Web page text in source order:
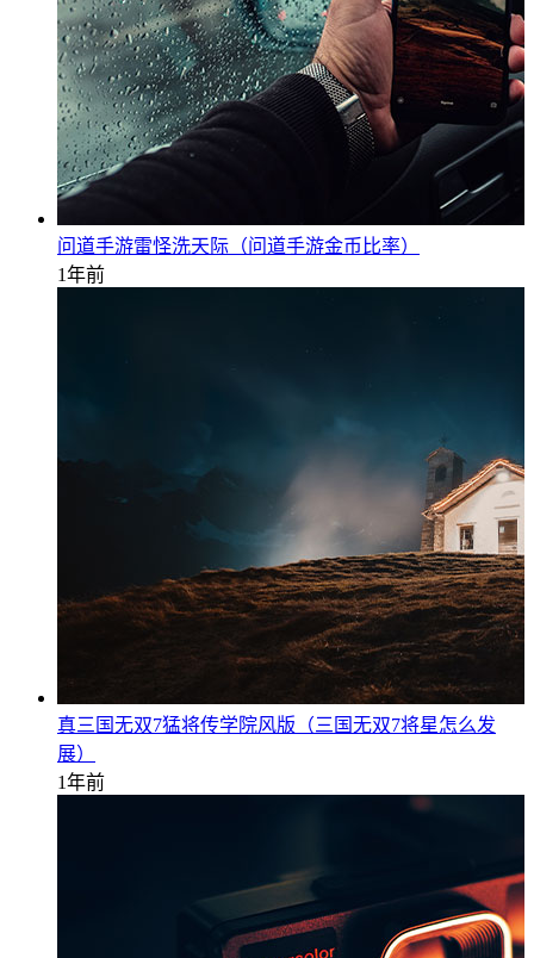
问道手游雷怪洗天际（问道手游金币比率）
1年前
真三国无双7猛将传学院风版（三国无双7将星怎么发
展）
1年前